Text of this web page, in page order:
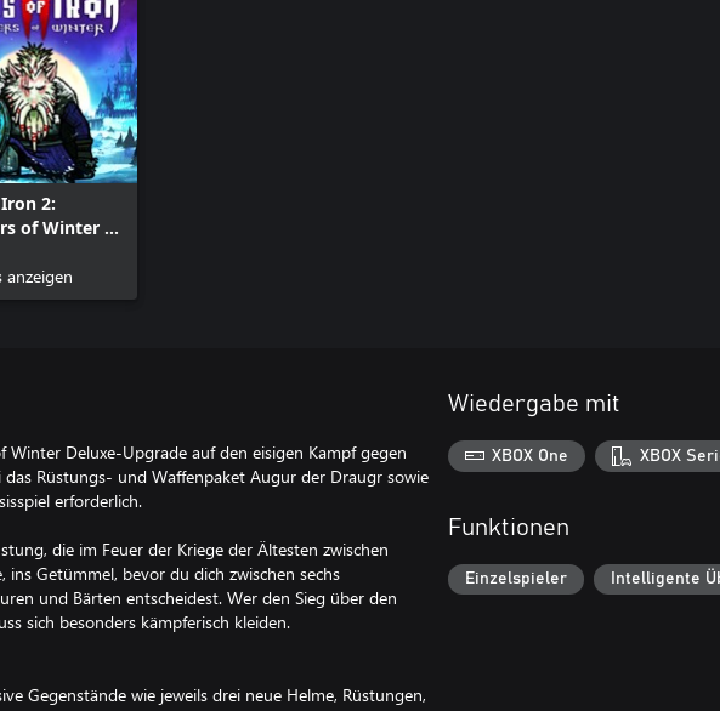
2:
of Winter -
Winter Deluxe-Upgrade auf den eisigen Kampf gegen
Rüstungs- und Waffenpaket Augur der Draugr sowie
erforderlich.
die im Feuer der Kriege der Ältesten zwischen
Getümmel, bevor du dich zwischen sechs
und Bärten entscheidest. Wer den Sieg über den
sich besonders kämpferisch kleiden.
Gegenstände wie jeweils drei neue Helme, Rüstungen,
Wiedergabe mit
XBOX One XBOX
Funktionen
Einzelspieler Intelligente